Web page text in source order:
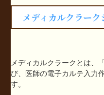
メディカルクラー
メディカルクラークとは、
び、医師の電子カルテ入力
す。